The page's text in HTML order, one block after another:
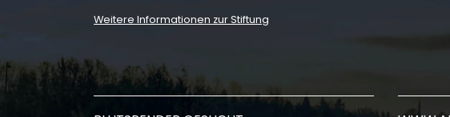
Weitere Informationen zur Stiftung